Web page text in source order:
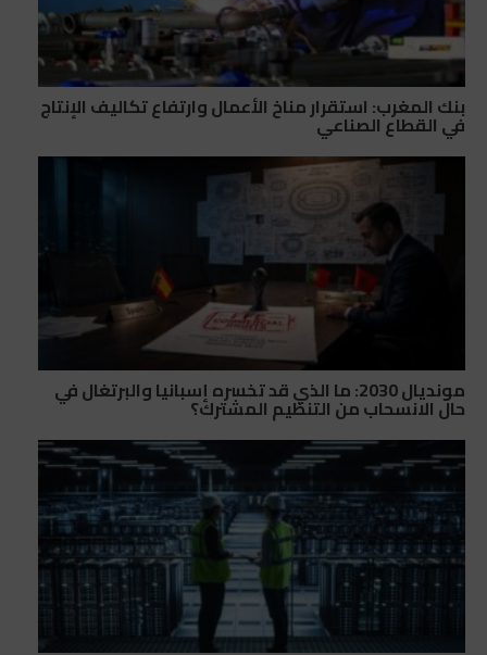
بنك المغرب: استقرار مناخ الأعمال وارتفاع تكاليف الإنتاج
في القطاع الصناعي
مونديال 2030: ما الذي قد تخسره إسبانيا والبرتغال في
حال الانسحاب من التنظيم المشترك؟